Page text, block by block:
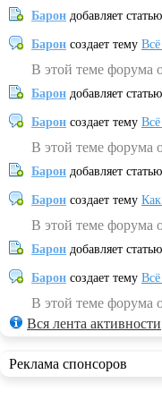
Барон добавляет статью
Барон создает тему Всё
В этой теме форума
Барон добавляет статью
Барон создает тему
В этой теме форума
Барон добавляет статью
Барон создает тему
В этой теме форума
Барон добавляет статью
Барон создает тему Всё
В этой теме форума
Вся лента активности
Реклама спонсоров